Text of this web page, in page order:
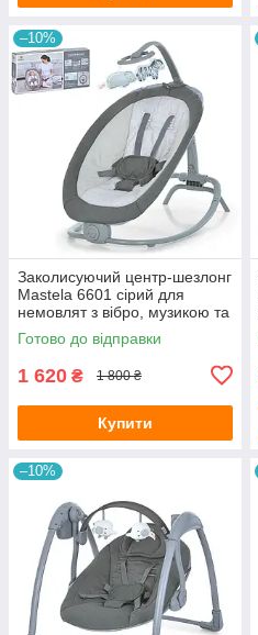
–10%
Заколисуючий центр-шезлонг
Mastela 6601 сірий для
немовлят з вібро, музикою та
підвісками
Готово до відправки
1 620 ₴ 1 800 ₴
Купити
–10%